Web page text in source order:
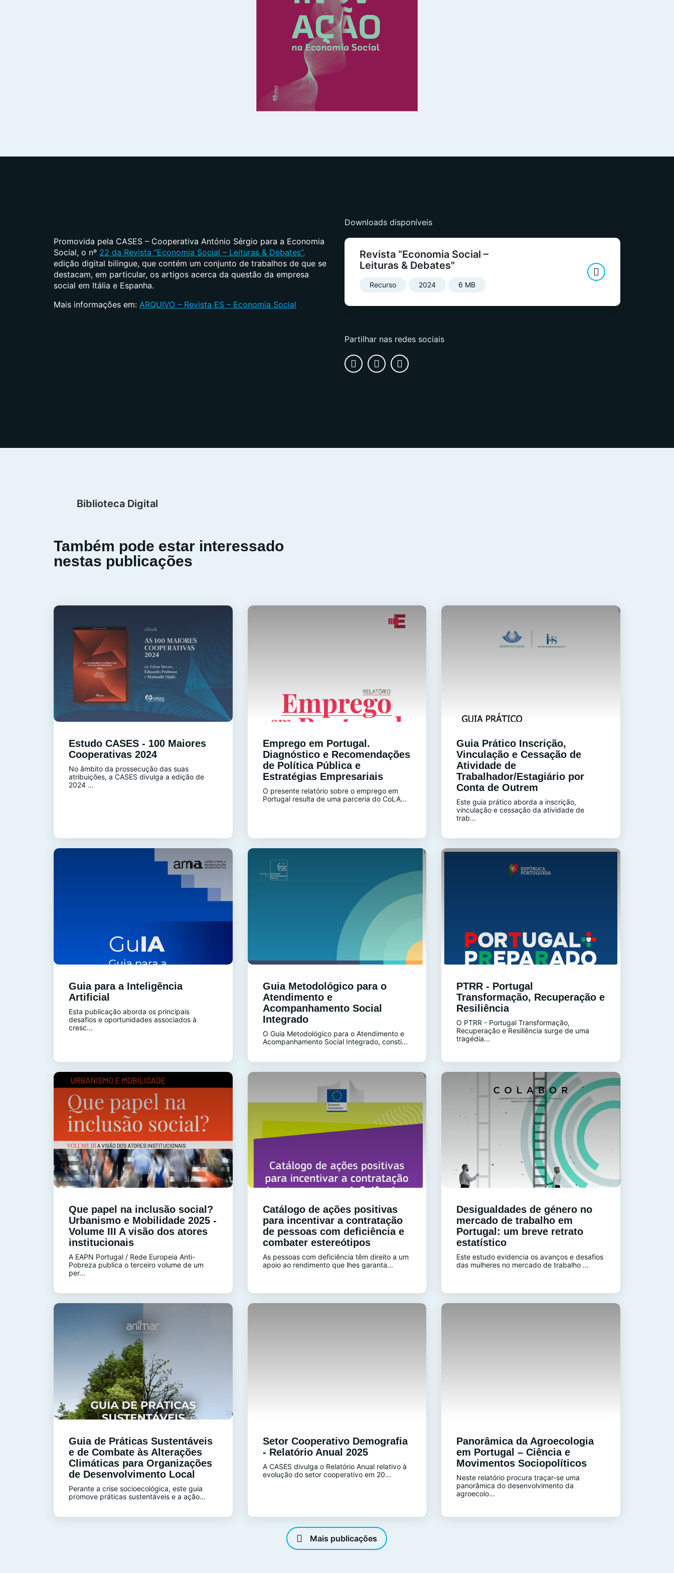
Promovida pela CASES – Cooperativa António Sérgio para a Economia
Social, o nº 22 da Revista “Economia Social – Leituras & Debates”,
edição digital bilingue, que contém um conjunto de trabalhos de que se
destacam, em particular, os artigos acerca da questão da empresa
social em Itália e Espanha.
Mais informações em: ARQUIVO – Revista ES – Economia Social
Downloads disponíveis
Revista “Economia Social –
Leituras & Debates"
Recurso 2024 6 MB
Partilhar nas redes sociais
Biblioteca Digital
Também pode estar interessado
nestas publicações
Estudo CASES - 100 Maiores
Cooperativas 2024
No âmbito da prossecução das suas
atribuições, a CASES divulga a edição de
2024 ...
Emprego em Portugal.
Diagnóstico e Recomendações
de Política Pública e
Estratégias Empresariais
O presente relatório sobre o emprego em
Portugal resulta de uma parceria do CoLA...
Guia Prático Inscrição,
Vinculação e Cessação de
Atividade de
Trabalhador/Estagiário por
Conta de Outrem
Este guia prático aborda a inscrição,
vinculação e cessação da atividade de
trab...
Guia para a Inteligência
Artificial
Esta publicação aborda os principais
desafios e oportunidades associados à
cresc...
Guia Metodológico para o
Atendimento e
Acompanhamento Social
Integrado
O Guia Metodológico para o Atendimento e
Acompanhamento Social Integrado, consti...
PTRR - Portugal
Transformação, Recuperação e
Resiliência
O PTRR - Portugal Transformação,
Recuperação e Resiliência surge de uma
tragédia...
Que papel na inclusão social?
Urbanismo e Mobilidade 2025 -
Volume III A visão dos atores
institucionais
A EAPN Portugal / Rede Europeia Anti-
Pobreza publica o terceiro volume de um
per...
Catálogo de ações positivas
para incentivar a contratação
de pessoas com deficiência e
combater estereótipos
As pessoas com deficiência têm direito a um
apoio ao rendimento que lhes garanta...
Desigualdades de género no
mercado de trabalho em
Portugal: um breve retrato
estatístico
Este estudo evidencia os avanços e desafios
das mulheres no mercado de trabalho ...
Guia de Práticas Sustentáveis
e de Combate às Alterações
Climáticas para Organizações
de Desenvolvimento Local
Perante a crise socioecológica, este guia
promove práticas sustentáveis e a ação...
Setor Cooperativo Demografia
- Relatório Anual 2025
A CASES divulga o Relatório Anual relativo à
evolução do setor cooperativo em 20...
Panorâmica da Agroecologia
em Portugal – Ciência e
Movimentos Sociopolíticos
Neste relatório procura traçar-se uma
panorâmica do desenvolvimento da
agroecolo...
Mais publicações